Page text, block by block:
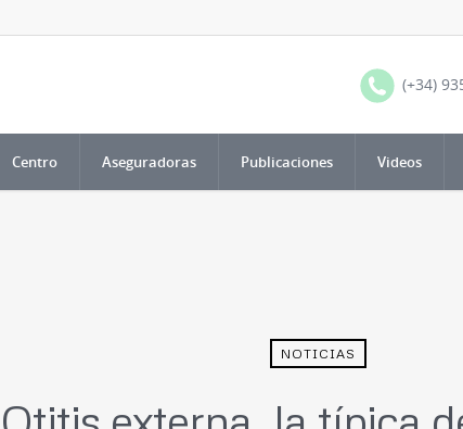
(+34)
Centro Aseguradoras Publicaciones Videos
NOTICIAS